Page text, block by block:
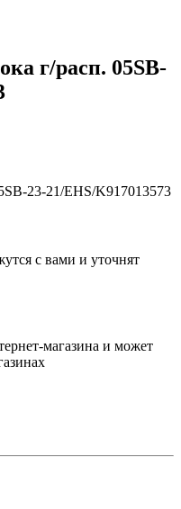
г/расп. 05SB-
23-21/EHS/K917013573
с вами и уточнят
магазина и может